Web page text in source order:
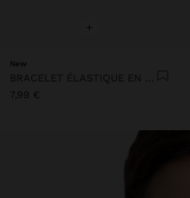
+
New
7,99 €